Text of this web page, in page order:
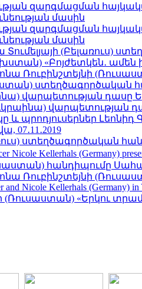
զարգմացման
մասին
զարգմացման
մասին
Տումելյայի (Բելառուս)
«Բոյժետկեն․ ամեն
Ռուբինշտեյնի
ստեղծագործական
վարպետության դասը
վարպետության
և պրոդյուսերներ
07․11․2019
ստեղծագործական
Nicole Kellerhals (Germany)
հանդիպումը
Ռուբինշտեյնի
Nicole Kellerhals (Germany)
«Երկու